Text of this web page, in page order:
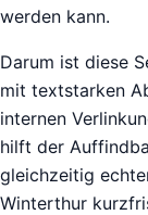
werden kann.
Darum ist diese
mit textstarken
internen
hilft der
gleichzeitig
Winterthur